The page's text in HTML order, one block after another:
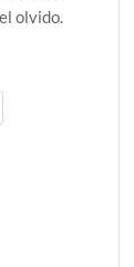
olvido.